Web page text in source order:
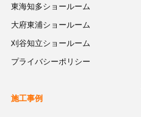
東海知多ショールーム
大府東浦ショールーム
刈谷知立ショールーム
プライバシーポリシー
施工事例